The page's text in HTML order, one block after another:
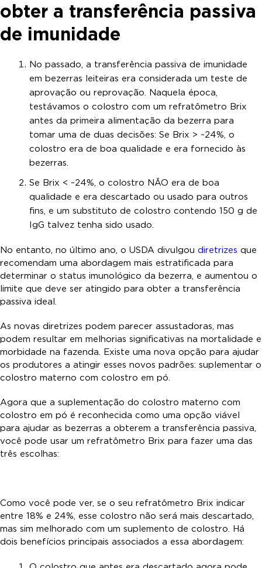
obter a transferência passiva
de imunidade
No passado, a transferência passiva de imunidade
em bezerras leiteiras era considerada um teste de
aprovação ou reprovação. Naquela época,
testávamos o colostro com um refratômetro Brix
antes da primeira alimentação da bezerra para
tomar uma de duas decisões: Se Brix > ~24%, o
colostro era de boa qualidade e era fornecido às
bezerras.
Se Brix < ~24%, o colostro NÃO era de boa
qualidade e era descartado ou usado para outros
fins, e um substituto de colostro contendo 150 g de
IgG talvez tenha sido usado.
No entanto, no último ano, o USDA divulgou diretrizes que
recomendam uma abordagem mais estratificada para
determinar o status imunológico da bezerra, e aumentou o
limite que deve ser atingido para obter a transferência
passiva ideal.
As novas diretrizes podem parecer assustadoras, mas
podem resultar em melhorias significativas na mortalidade e
morbidade na fazenda. Existe uma nova opção para ajudar
os produtores a atingir esses novos padrões: suplementar o
colostro materno com colostro em pó.
Agora que a suplementação do colostro materno com
colostro em pó é reconhecida como uma opção viável
para ajudar as bezerras a obterem a transferência passiva,
você pode usar um refratômetro Brix para fazer uma das
três escolhas:
Como você pode ver, se o seu refratômetro Brix indicar
entre 18% e 24%, esse colostro não será mais descartado,
mas sim melhorado com um suplemento de colostro. Há
dois benefícios principais associados a essa abordagem: